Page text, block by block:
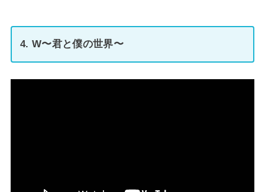
4. W〜君と僕の世界〜